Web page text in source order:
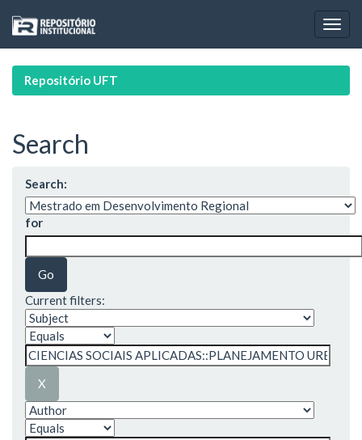
navigation
Repositório UFT
Search
Search:
for
Current filters: